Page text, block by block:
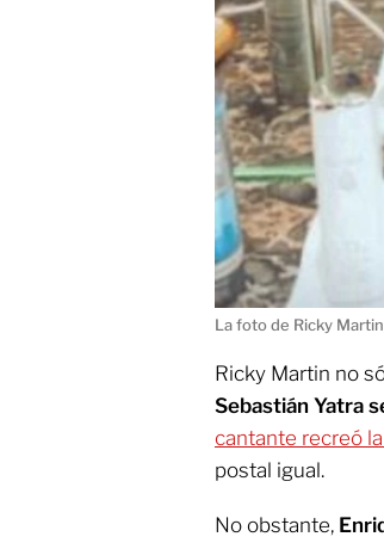
La foto de Ricky Martin
Ricky Martin no
Sebastián Yatra
cantante recreó
postal igual.
No obstante,